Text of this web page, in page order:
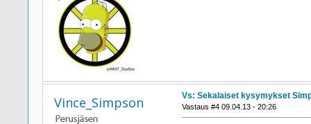
Vince_Simpson Vs: Sekalaiset kysymykset
Vastaus #4 09.04.13 - 20:26